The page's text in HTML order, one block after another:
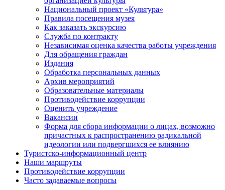
Национальный проект «Культура»
Правила посещения музея
Как заказать экскурсию
Служба по контракту
Независимая оценка качества работы учреждения
Для обращения граждан
Издания
Обработка персональных данных
Архив мероприятий
Образовательные материалы
Противодействие коррупции
Оценить учреждение
Вакансии
Форма для сбора информации о лицах, возможно
причастных к распространению радикальной
идеологии или подвергшихся ее влиянию
Туристско-информационный центр
Наши маршруты
Противодействие коррупции
Часто задаваемые вопросы